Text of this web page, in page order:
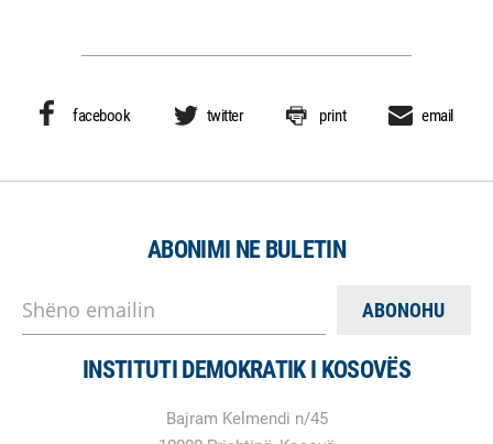
facebook twitter print email
ABONIMI NE BULETIN
Shëno emailin
INSTITUTI DEMOKRATIK I KOSOVËS
Bajram Kelmendi n/45